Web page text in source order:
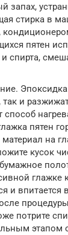
запах,
стирка в
пятен
и спирта,
так и
пятен
на
кусок
глажке
и
потрите
этапом